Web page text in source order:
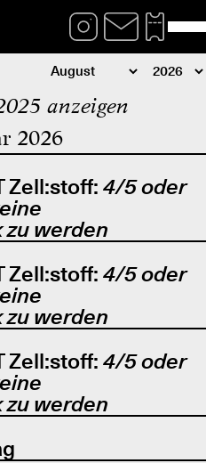
anzeigen
2026
Zell:stoff: 4/5 oder
werden
Zell:stoff: 4/5 oder
werden
Zell:stoff: 4/5 oder
werden